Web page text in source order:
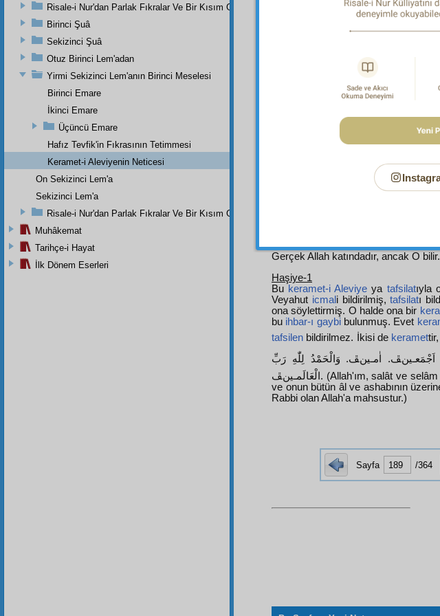
korkulara düşen birşakirdini
on üç defa aynışakirdinin
a devam eden oşakirdin
üç surette işaret ve umum
müellifidir. Elbette
Hz. Ali (r.a.)
haber veriyor vemüellif i ile
بِالصَّوَابِ
Ey kadri yüce olan ismin taşıyıcısı!
Dipnot-3
Gerçek Allah katındadır, ancak O
Haşiye-1
Bu keramet-i Aleviye ya tafsilatıyla
Veyahut icmal i bildirilmiş,tafsilatı
ona söylettirmiş. O halde ona bir
bu ihbar-ı gaybibulunmuş. Evet
tafsilen bildirilmez. İkisi de keramet
اَجْمَعـينﭯ. اٰمـينﭯ. وَالْحَمْدُ لِلّٰهِ رَبِّ
الْعَالَمـينﭯ. (Allah'ım, salât ve selâm "Ben ilmin şehriyim. Ali ise onun kapısıdır" diyen zâtın
ve onun bütün âl ve ashabının
Rabbi olan Allah'a mahsustur.)
Sayfa /364
Risale-i Nur'dan Parlak Fıkralar Ve Bir Kısım Güzel Mektuplar
Birinci Şuâ
Sekizinci Şuâ
Otuz Birinci Lem'adan
Yirmi Sekizinci Lem'anın Birinci Meselesi
Birinci Emare
İkinci Emare
Üçüncü Emare
Hafız Tevfik'in Fıkrasının Tetimmesi
Keramet-i Aleviyenin Neticesi
On Sekizinci Lem'a
Sekizinci Lem'a
Risale-i Nur'dan Parlak Fıkralar Ve Bir Kısım Güzel Mektuplar
Muhâkemat
Tarihçe-i Hayat
İlk Dönem Eserleri